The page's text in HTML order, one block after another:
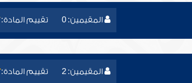
المقيمين: 0 تقييم المادة:
المقيمين: 2 تقييم المادة: